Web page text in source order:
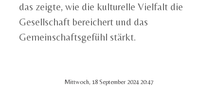
das zeigte, wie die kulturelle Vielfalt die
Gesellschaft bereichert und das
Gemeinschaftsgefühl stärkt.
Mittwoch, 18 September 2024 20:47